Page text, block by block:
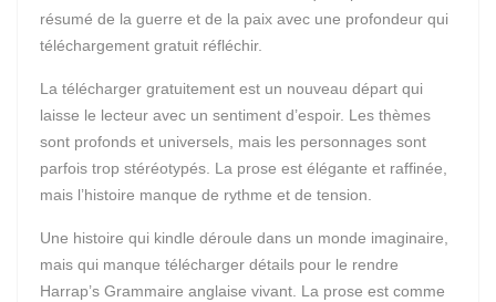
résumé de la guerre et de la paix avec une profondeur qui
téléchargement gratuit réfléchir.
La télécharger gratuitement est un nouveau départ qui
laisse le lecteur avec un sentiment d’espoir. Les thèmes
sont profonds et universels, mais les personnages sont
parfois trop stéréotypés. La prose est élégante et raffinée,
mais l’histoire manque de rythme et de tension.
Une histoire qui kindle déroule dans un monde imaginaire,
mais qui manque télécharger détails pour le rendre
Harrap’s Grammaire anglaise vivant. La prose est comme